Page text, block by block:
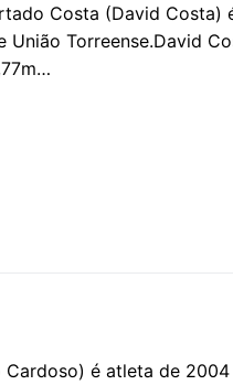
Costa (David Costa)
Torreense.David
é atleta de 2004